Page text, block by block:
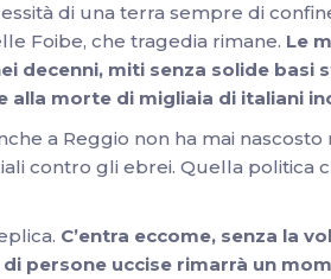
di una terra sempre di
Foibe, che tragedia rimane. Le
decenni, miti senza solide
alla morte di migliaia di italiani
a Reggio non ha mai
contro gli ebrei. Quella politica
C’entra eccome, senza la
persone uccise rimarrà un